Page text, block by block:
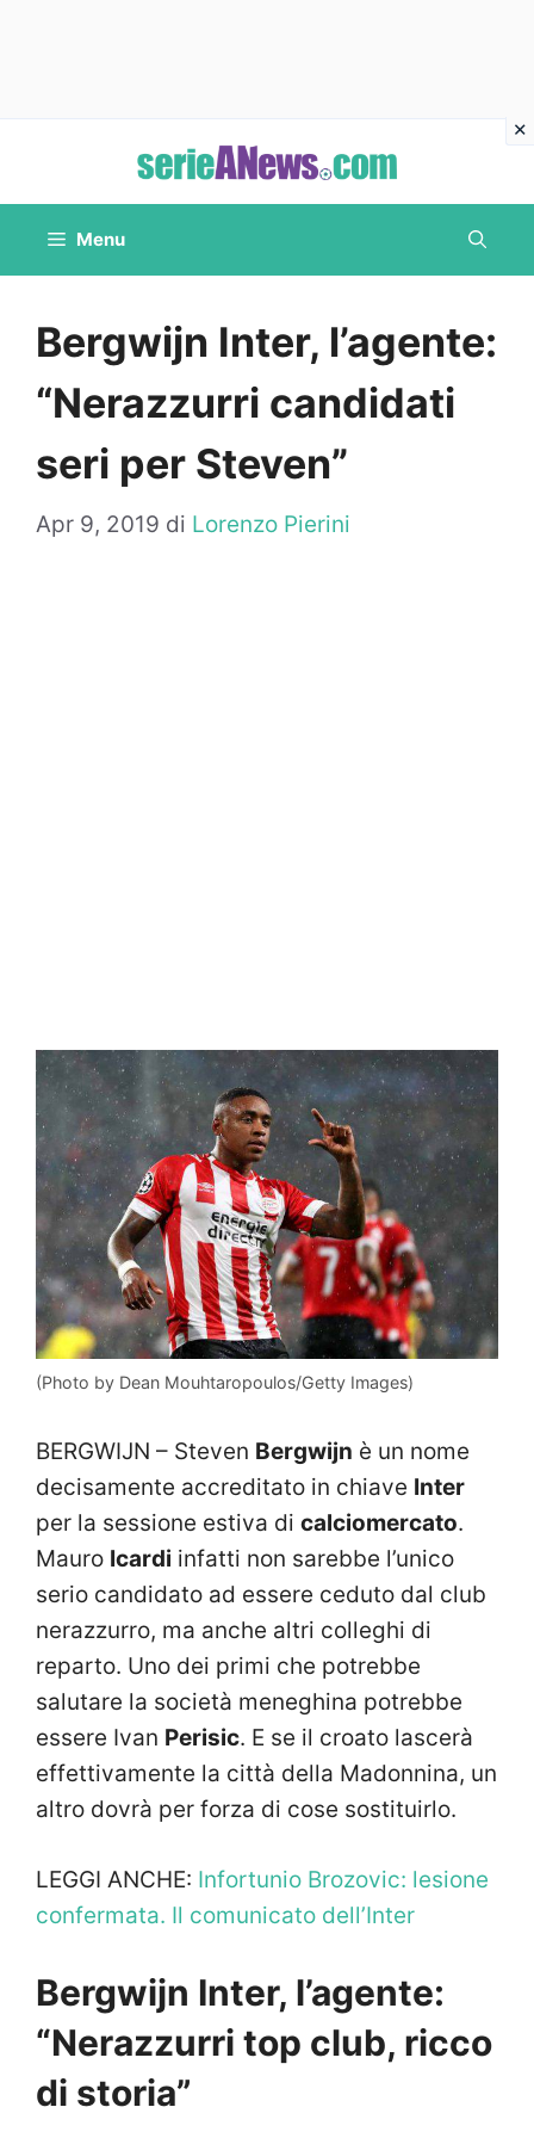
contenuto
Menu
Bergwijn Inter, l’agente:
“Nerazzurri candidati
seri per Steven”
Apr 9, 2019 di Lorenzo Pierini
(Photo by Dean Mouhtaropoulos/Getty Images)
BERGWIJN – Steven Bergwijn è un nome
decisamente accreditato in chiave Inter
per la sessione estiva di calciomercato.
Mauro Icardi infatti non sarebbe l’unico
serio candidato ad essere ceduto dal club
nerazzurro, ma anche altri colleghi di
reparto. Uno dei primi che potrebbe
salutare la società meneghina potrebbe
essere Ivan Perisic. E se il croato lascerà
effettivamente la città della Madonnina, un
altro dovrà per forza di cose sostituirlo.
LEGGI ANCHE: Infortunio Brozovic: lesione
confermata. Il comunicato dell’Inter
Bergwijn Inter, l’agente:
“Nerazzurri top club, ricco
di storia”